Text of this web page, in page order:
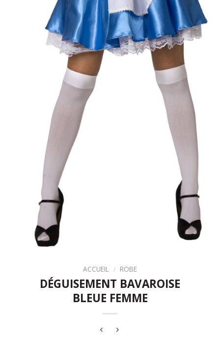
ACCUEIL / ROBE
DÉGUISEMENT BAVAROISE
BLEUE FEMME